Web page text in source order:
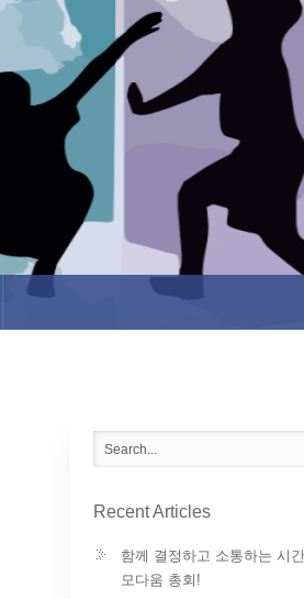
Recent Articles
함께 결정하고 소통하는 시
모다움 총회!